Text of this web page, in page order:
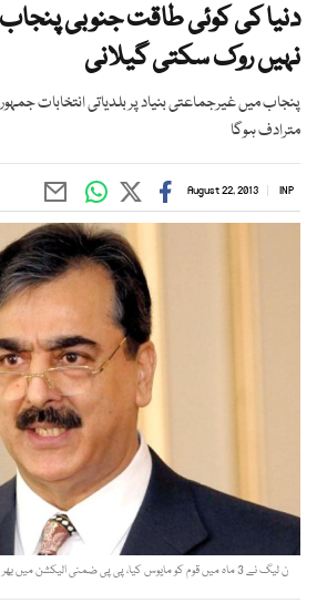
دنیا کی کوئی طاقت جنوبی
نہیں روک سکتی گیلانی
پنجاب میں غیرجماعتی بنیاد پر بلدیاتی انتخابات
مترادف ہوگا
INP
August 22, 2013
ن لیگ نے 3 ماہ میں قوم کو مایوس کیا، پی پی ضمنی الیکشن میں بھرپور کامیابی حاصل کریگی۔ فوٹو : فائل